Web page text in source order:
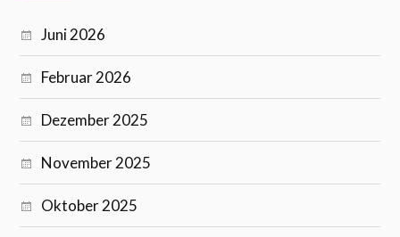
Juni 2026
Februar 2026
Dezember 2025
November 2025
Oktober 2025